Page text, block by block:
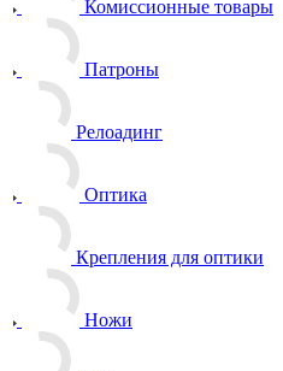
Комиссионные товары
Патроны
Релоадинг
Оптика
Крепления для оптики
Ножи